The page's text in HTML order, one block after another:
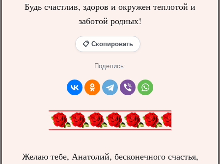
Будь счастлив, здоров и окружен теплотой и
заботой родных!
📋 Скопировать
Поделись:
Желаю тебе, Анатолий, бесконечного счастья,